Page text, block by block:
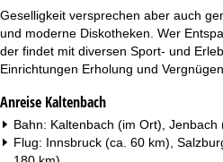
Geselligkeit versprechen aber auch
und moderne Diskotheken. Wer
der findet mit diversen Sport- und
Einrichtungen Erholung und Vergnügen.
Anreise Kaltenbach
Bahn: Kaltenbach (im Ort), Jenbach
Flug: Innsbruck (ca. 60 km),